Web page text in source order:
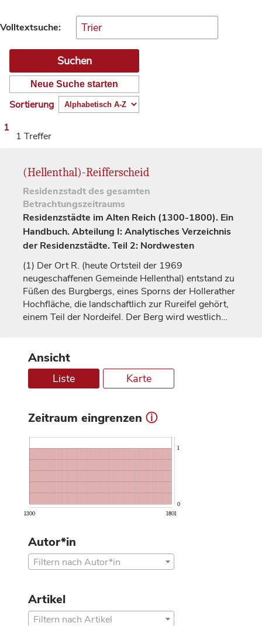
Volltextsuche:
Neue Suche starten
Sortierung
1
1 Treffer
(Hellenthal)-Reifferscheid
Residenzstadtdes gesamten
Betrachtungszeitraums
Residenzstädte im Alten Reich (1300-1800). Ein
Handbuch. Abteilung I: Analytisches Verzeichnis
der Residenzstädte. Teil 2: Nordwesten
(1) Der Ort R. (heute Ortsteil der 1969
neugeschaffenen Gemeinde Hellenthal) entstand zu
Füßen des Burgbergs, eines Sporns der Hollerather
Hochfläche, die landschaftlich zur Rureifel gehört,
einem Teil der Nordeifel. Der Berg wird westlich…
Ansicht
Liste Karte
Zeitraum eingrenzen ⓘ
1300 1801
0
1
Autor*in
Filtern nach Autor*in
Artikel
Filtern nach Artikel